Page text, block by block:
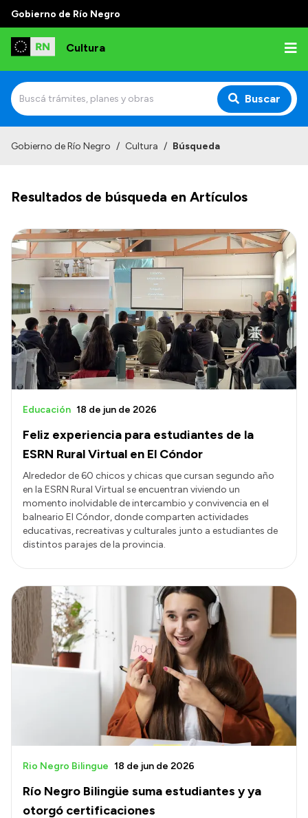
Gobierno de Río Negro
Cultura
Buscar
Funciones
Autoridades
Delegaciones
Normativa
Transparencia
Presupuesto
Boletín Oficial
Compras y licitaciones
Consulta de pago a proveedores
Convocatorias
Intranet
Login
Gobierno de Río Negro / Cultura / Búsqueda
Resultados de búsqueda en Artículos
Feliz experiencia para estudiantes de la
ESRN Rural Virtual en El Cóndor
Educación 18 de jun de 2026
Alrededor de 60 chicos y chicas que cursan segundo año
en la ESRN Rural Virtual se encuentran viviendo un
momento inolvidable de intercambio y convivencia en el
balneario El Cóndor, donde comparten actividades
educativas, recreativas y culturales junto a estudiantes de
distintos parajes de la provincia.
Río Negro Bilingüe suma estudiantes y ya
otorgó certificaciones
Rio Negro Bilingue 18 de jun de 2026